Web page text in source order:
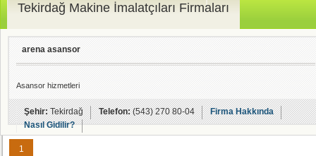
Tekirdağ Makine İmalatçıları Firmaları
arena asansor
Asansor hizmetleri
Şehir:Tekirdağ Telefon:(543) 270 80-04
Firma Hakkında
Nasıl Gidilir?
1